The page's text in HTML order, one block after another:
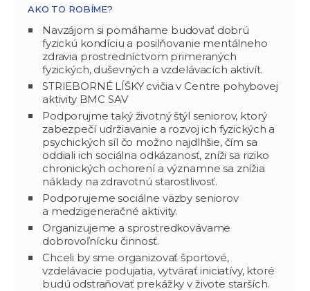
AKO TO ROBÍME?
Navzájom si pomáhame budovať dobrú
fyzickú kondíciu a posilňovanie mentálneho
zdravia prostredníctvom primeraných
fyzických, duševných a vzdelávacích aktivít.
STRIEBORNÉ LÍŠKY cvičia v Centre pohybovej
aktivity BMC SAV
Podporujme taký životný štýl seniorov, ktorý
zabezpečí udržiavanie a rozvoj ich fyzických a
psychických síl čo možno najdlhšie, čím sa
oddiali ich sociálna odkázanosť, zníži sa riziko
chronických ochorení a významne sa znížia
náklady na zdravotnú starostlivosť.
Podporujeme sociálne väzby seniorov
a medzigeneračné aktivity.
Organizujeme a sprostredkovávame
dobrovoľnícku činnosť.
Chceli by sme organizovať športové,
vzdelávacie podujatia, vytvárať iniciatívy, ktoré
budú odstraňovať prekážky v živote starších.